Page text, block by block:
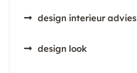
design interieur advies
design look